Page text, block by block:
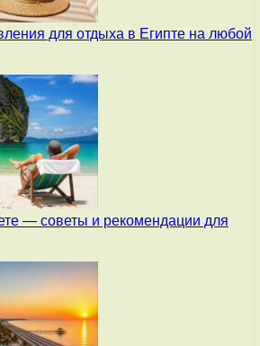
для отдыха в Египте на любой
— советы и рекомендации для